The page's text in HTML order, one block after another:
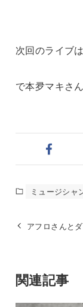
次回のライブは
で本夛マキさ
ミュージシャ
アフロさんと
関連記事